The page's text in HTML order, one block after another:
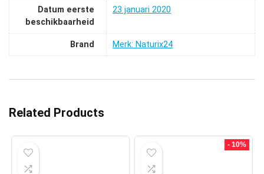
Datum eerste
beschikbaarheid
23 januari 2020
Brand Merk: Naturix24
Related Products
- 10%